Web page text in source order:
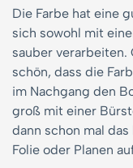
Die Farbe hat eine
sich sowohl mit
sauber verarbeiten.
schön, dass die
im Nachgang den
groß mit einer
dann schon mal
Folie oder Planen